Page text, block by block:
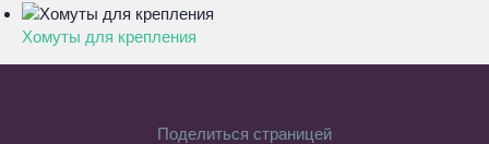
Хомуты для крепления
Поделиться страницей